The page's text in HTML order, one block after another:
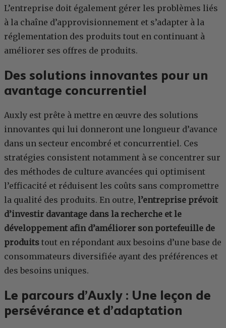
L’entreprise doit également gérer les problèmes liés
à la chaîne d’approvisionnement et s’adapter à la
réglementation des produits tout en continuant à
améliorer ses offres de produits.
Des solutions innovantes pour un
avantage concurrentiel
Auxly est prête à mettre en œuvre des solutions
innovantes qui lui donneront une longueur d’avance
dans un secteur encombré et concurrentiel. Ces
stratégies consistent notamment à se concentrer sur
des méthodes de culture avancées qui optimisent
l’efficacité et réduisent les coûts sans compromettre
la qualité des produits. En outre, l’entreprise prévoit
d’investir davantage dans la recherche et le
développement afin d’améliorer son portefeuille de
produits tout en répondant aux besoins d’une base de
consommateurs diversifiée ayant des préférences et
des besoins uniques.
Le parcours d’Auxly : Une leçon de
persévérance et d’adaptation